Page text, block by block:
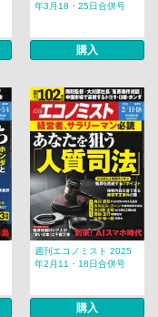
年3月18・25日合併号
購入
週刊エコノミスト 2025
年2月11・18日合併号
購入